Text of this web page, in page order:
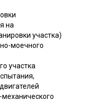
на
участка)
моечного
участка